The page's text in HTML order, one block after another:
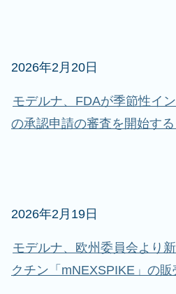
2026年2月20日
モデルナ、FDAが季節性イ
の承認申請の審査を開始す
2026年2月19日
モデルナ、欧州委員会より
クチン「mNEXSPIKE」の